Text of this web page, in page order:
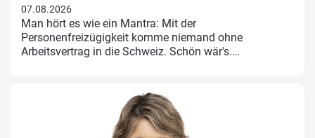
07.08.2026
Man hört es wie ein Mantra: Mit der
Personenfreizügigkeit komme niemand ohne
Arbeitsvertrag in die Schweiz. Schön wär's.…